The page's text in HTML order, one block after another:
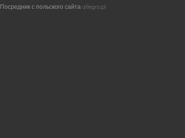
Посредник с польского сайта allegro.pl